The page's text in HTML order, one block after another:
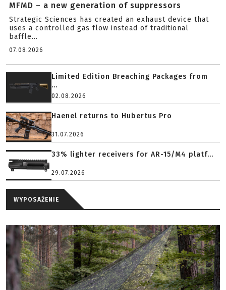
MFMD – a new generation of suppressors
Strategic Sciences has created an exhaust device that
uses a controlled gas flow instead of traditional
baffle...
07.08.2026
Limited Edition Breaching Packages from
...
02.08.2026
Haenel returns to Hubertus Pro
31.07.2026
33% lighter receivers for AR-15/M4 platf...
29.07.2026
WYPOSAŻENIE